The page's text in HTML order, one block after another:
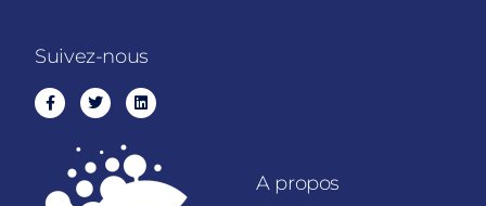
Suivez-nous
A propos